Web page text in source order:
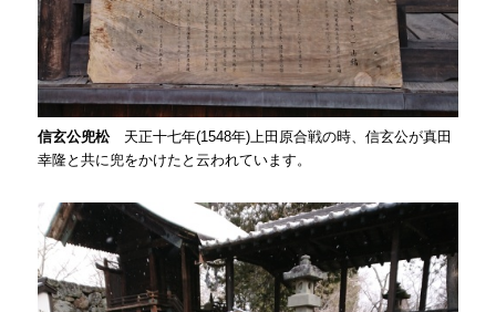
信玄公兜松天正十七年(1548年)上田原合戦の時、信玄公が真田
幸隆と共に兜をかけたと云われています。